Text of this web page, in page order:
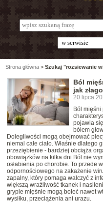
Strona główna > Szukaj "rozsiewanie
Ból
jak
20 lipca
Ból
pojawia
bólem
Dolegliwości mogą obejmować
niemal całe ciało. Właśnie dlatego
przeziębienie - bardziej obciąża
obowiązków na kilka dni.Ból nie
osłabienia po chorobie. To przede
odpornościowego na zakażenie
zapalny, który pomaga walczyć z
większą wrażliwość tkanek i
grypie mięśnie mogą boleć nawet
wysiłku, przeciążenia ani urazu.